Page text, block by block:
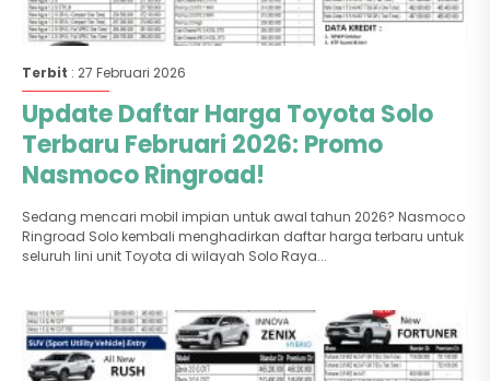
Terbit : 27 Februari 2026
Update Daftar Harga Toyota Solo
Terbaru Februari 2026: Promo
Nasmoco Ringroad!
Sedang mencari mobil impian untuk awal tahun 2026? Nasmoco
Ringroad Solo kembali menghadirkan daftar harga terbaru untuk
seluruh lini unit Toyota di wilayah Solo Raya...